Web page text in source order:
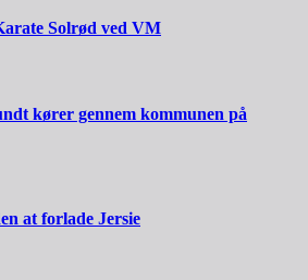
Solrød ved VM
kører gennem kommunen på
at forlade Jersie